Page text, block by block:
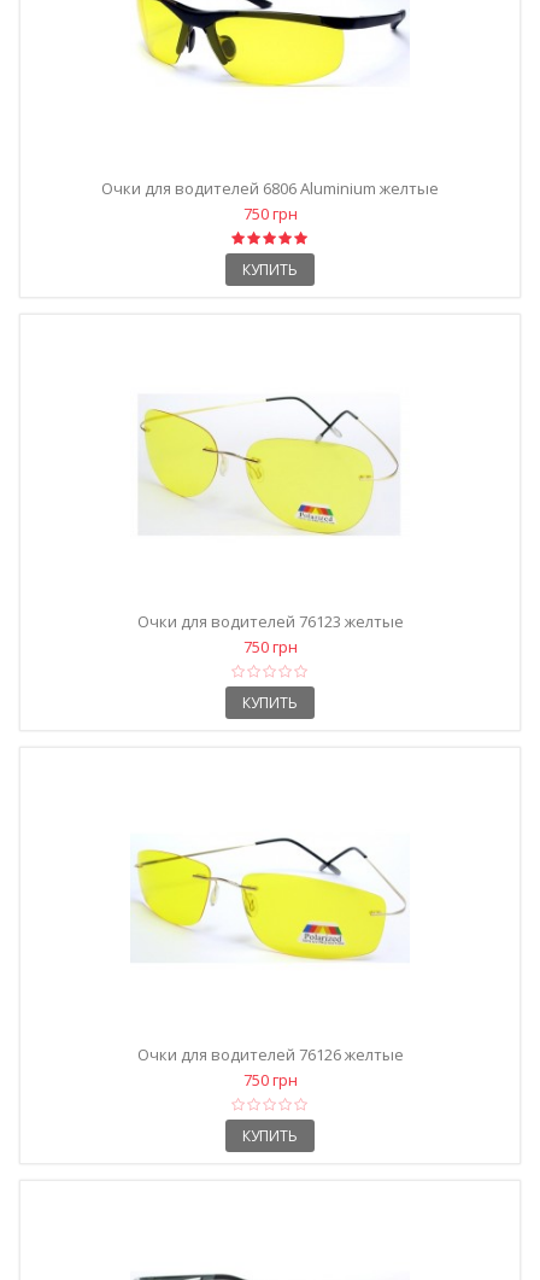
Очки для водителей 6806 Aluminium желтые
750 грн
КУПИТЬ
Очки для водителей 76123 желтые
750 грн
КУПИТЬ
Очки для водителей 76126 желтые
750 грн
КУПИТЬ